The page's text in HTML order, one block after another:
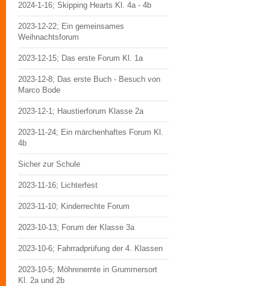
2024-1-16; Skipping Hearts Kl. 4a - 4b
2023-12-22; Ein gemeinsames
Weihnachtsforum
2023-12-15; Das erste Forum Kl. 1a
2023-12-8; Das erste Buch - Besuch von
Marco Bode
2023-12-1; Haustierforum Klasse 2a
2023-11-24; Ein märchenhaftes Forum Kl.
4b
Sicher zur Schule
2023-11-16; Lichterfest
2023-11-10; Kinderrechte Forum
2023-10-13; Forum der Klasse 3a
2023-10-6; Fahrradprüfung der 4. Klassen
2023-10-5; Möhrenernte in Grummersort
Kl. 2a und 2b